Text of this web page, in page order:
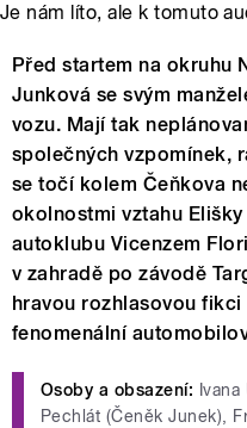
Je nám líto, ale k tomuto
Před startem na okruhu
Junková se svým
vozu. Mají tak
společných vzpomínek,
se točí kolem Čeňkova
okolnostmi vztahu
autoklubu Vicenzem
v zahradě po závodě
hravou rozhlasovou
fenomenální
Osoby a obsazení:
Pechlát (Čeněk Junek),